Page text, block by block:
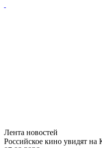
Лента новостей
Российское кино увидят на